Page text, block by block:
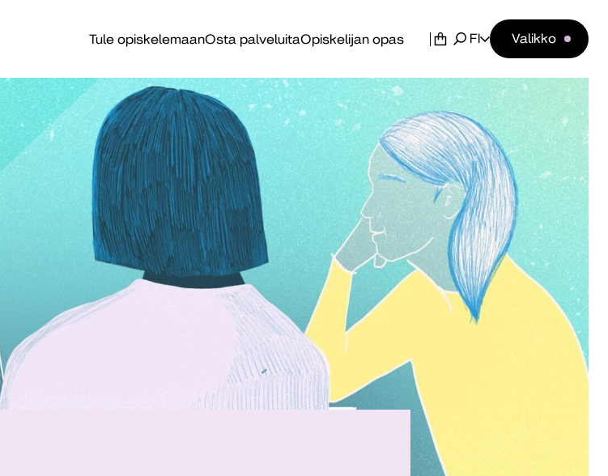
Tule opiskelemaanOsta palveluitaOpiskelijan opas FI Valikko